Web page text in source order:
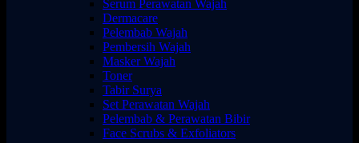
Serum Perawatan Wajah
Dermacare
Pelembab Wajah
Pembersih Wajah
Masker Wajah
Toner
Tabir Surya
Set Perawatan Wajah
Pelembab & Perawatan Bibir
Face Scrubs & Exfoliators